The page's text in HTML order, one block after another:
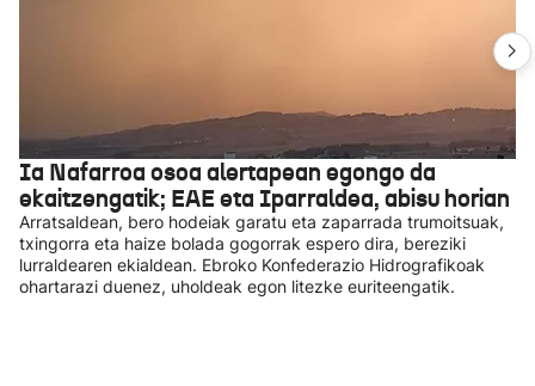
Ia Nafarroa osoa alertapean egongo da
ekaitzengatik; EAE eta Iparraldea, abisu horian
Arratsaldean, bero hodeiak garatu eta zaparrada trumoitsuak,
txingorra eta haize bolada gogorrak espero dira, bereziki
lurraldearen ekialdean. Ebroko Konfederazio Hidrografikoak
ohartarazi duenez, uholdeak egon litezke euriteengatik.